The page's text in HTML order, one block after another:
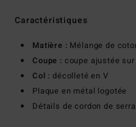
Caractéristiques
Matière : Mélange de
Coupe : coupe ajustée
Col :décolleté en V
Plaque en métal logotée
Détails de cordon de